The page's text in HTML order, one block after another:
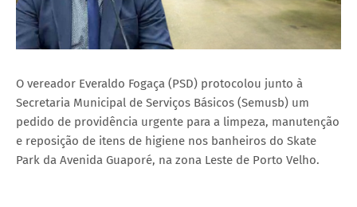
O vereador Everaldo Fogaça (PSD) protocolou junto à
Secretaria Municipal de Serviços Básicos (Semusb) um
pedido de providência urgente para a limpeza, manutenção
e reposição de itens de higiene nos banheiros do Skate
Park da Avenida Guaporé, na zona Leste de Porto Velho.